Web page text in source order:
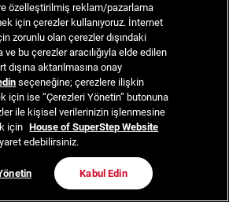
özelleştirilmiş reklam/pazarlama
için çerezler kullanıyoruz. İnternet
zorunlu olan çerezler dışındaki
ve bu çerezler aracılığıyla elde edilen
aktarılmasına onay
seçeneğine; çerezlere ilişkin
için ise “Çerezleri Yönetin” butonuna
ile kişisel verilerinizin işlenmesine
için House of SuperStep Website
edebilirsiniz.
Kabul Edin